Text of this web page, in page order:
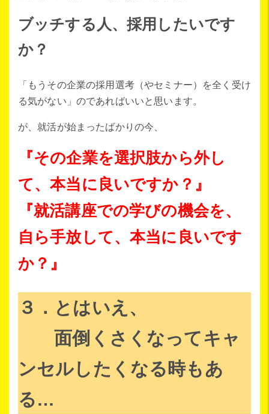
ブッチする人、採用したいです
か？
「もうその企業の採用選考（やセミナー）を全く受け
る気がない」のであればいいと思います。
が、就活が始まったばかりの今、
『その企業を選択肢から外し
て、本当に良いですか？』
『就活講座での学びの機会を、
自ら手放して、本当に良いです
か？』
３．とはいえ、
面倒くさくなってキャ
ンセルしたくなる時もあ
る…